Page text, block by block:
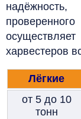
харвестеров
Лёгкие
от 5 до 10
тонн